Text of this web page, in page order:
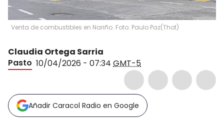
Venta de combustibles en Nariño. Foto: Paulo Paz(Thot)
Claudia Ortega Sarria
Pasto 10/04/2026 - 07:34 GMT-5
Añadir Caracol Radio en Google